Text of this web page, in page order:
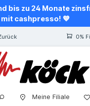
bis zu 24 Monate
mit cashpresso! 💙
0%
Meine Filiale